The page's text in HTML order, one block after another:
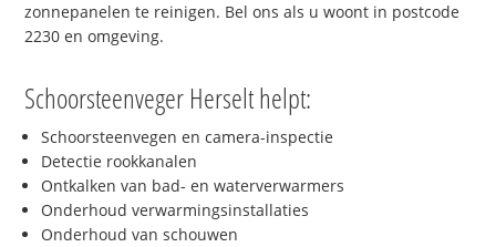
zonnepanelen te reinigen. Bel ons als u woont in postcode
2230 en omgeving.
Schoorsteenveger Herselt helpt:
Schoorsteenvegen en camera-inspectie
Detectie rookkanalen
Ontkalken van bad- en waterverwarmers
Onderhoud verwarmingsinstallaties
Onderhoud van schouwen